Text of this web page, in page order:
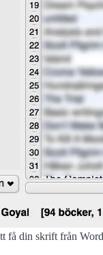
få din skrift från